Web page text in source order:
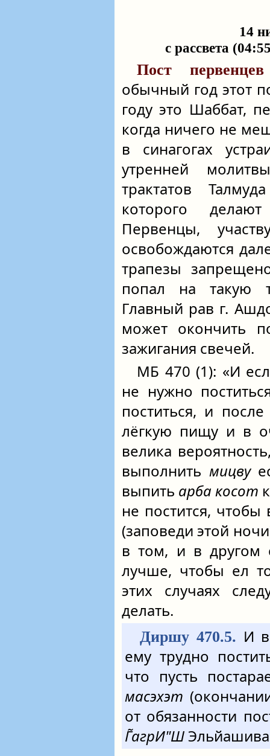
14
с рассвета
Пост
обычный год этот
году это Шаббат,
когда ничего не
в синагогах
утренней
трактатов
которого
Первенцы,
освобождаются
трапезы
попал на такую
Главный рав г.
может окончить
зажигания свечей.
МБ 470 (1): «И
не нужно
поститься, и
лёгкую пищу и в
велика
выполнить мицву
выпить арба косот
не постится,
(заповеди этой
в том, и в другом
лучше, чтобы ел
этих случаях
делать.
Диршу 470.5. И
ему трудно
что пусть
масэхэт
от обязанности
Г̃агрИ"Ш